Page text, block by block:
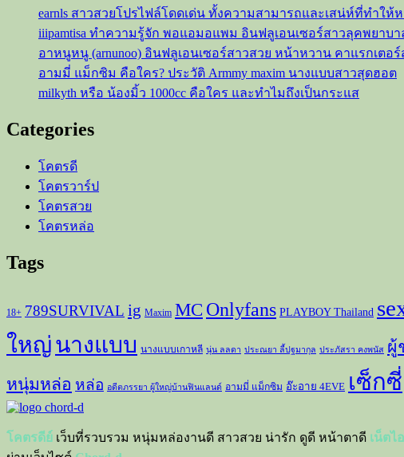
ก็
ค
ร้าบ
หนุ่ม
ๆ
เท
ใจ
earnls สาวสวยโปรไฟล์โดดเด่น ทั้งความสามารถและเสน่ห์ที่ทำใ
iiipamtisa ทำความรู้จัก พอแอมอแพม อินฟลูเอนเซอร์สาวลุคพยา
อาหนูหนู (arnunoo) อินฟลูเอนเซอร์สาวสวย หน้าหวาน คาแรกเต
อามมี่ แม็กซิม คือใคร? ประวัติ Armmy maxim นางแบบสาวสุดฮอต
milkyth หรือ น้องมิ้ว 1000cc คือใคร และทำไมถึงเป็นกระแส
Categories
โคตรดี
โคตรวาร์ป
โคตรสวย
โคตรหล่อ
Tags
18+ 789SURVIVAL ig Maxim MC Onlyfans PLAYBOY Thailand
ใหญ่นางแบบ นางแบบเกาหลี นุ่น ลลดา ประณยา ลี้ปฐมากุล ประภัสรา คงพนัส ผู้
หนุ่มหล่อ หล่อ อดีตภรรยา ผู้ใหญ่บ้านฟินแลนด์ อามมี่ แม็กซิม อ๊ะอาย 4EVE เซ็กซี่
โคตรดีย์ เว็บที่รวบรวม หนุ่มหล่องานดี สาวสวย น่ารัก ดูดี หน้าตาดี เน็ตไ